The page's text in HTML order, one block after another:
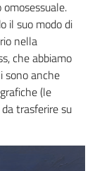
il suo modo di
nella
che abbiamo
sono anche
(le
trasferire su